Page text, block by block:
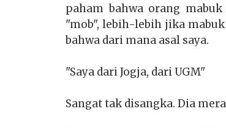
paham bahwa orang
"mob", lebih-lebih jika
bahwa dari mana asal saya.
"Saya dari Jogja, dari UGM"
Sangat tak disangka. Dia